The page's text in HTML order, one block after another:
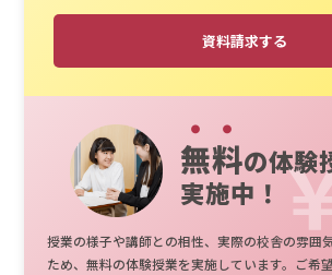
資料請求する
無料の体験
実施中！
授業の様子や講師との相性、実際の校舎の雰囲
ため、無料の体験授業を実施しています。ご希